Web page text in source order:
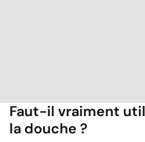
Faut-il vraiment
la douche ?